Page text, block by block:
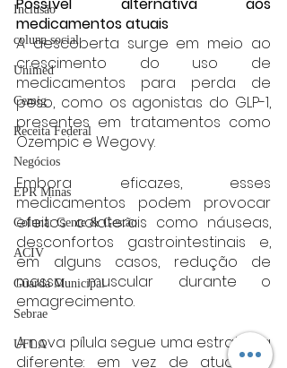
Inclusão
coluna social
Unimed
Cemig
Receita Federal
Negócios
EPR Minas
Coluna: Gente & Gestão
ACIV
Guarda Municipal
Sebrae
UFLA
medicamentos atuais
A descoberta surge em meio ao
crescimento do uso de
medicamentos para perda de
peso, como os agonistas do GLP-1,
presentes em tratamentos como
Ozempic e Wegovy.
Embora eficazes, esses
medicamentos podem provocar
efeitos colaterais como náuseas,
desconfortos gastrointestinais e,
em alguns casos, redução de
massa muscular durante o
emagrecimento.
A nova pílula segue uma estratégia
diferente: em vez de atuar no